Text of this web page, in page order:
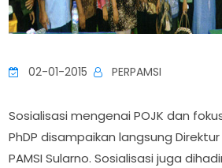
02-01-2015 PERPAMSI
Sosialisasi mengenai POJK dan
PhDP disampaikan langsung Direktur
PAMSI Sularno. Sosialisasi juga